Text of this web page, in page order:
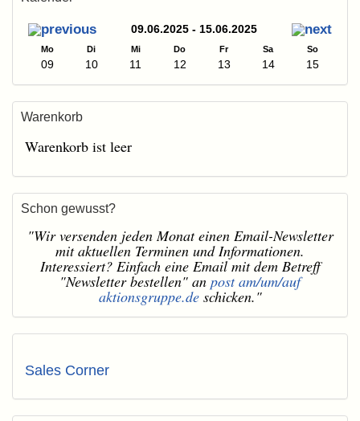
09.06.2025 - 15.06.2025
Mo Di Mi Do Fr Sa So
09 10 11 12 13 14 15
Warenkorb
Warenkorb ist leer
Schon gewusst?
"Wir versenden jeden Monat einen Email-Newsletter
mit aktuellen Terminen und Informationen.
Interessiert? Einfach eine Email mit dem Betreff
"Newsletter bestellen" an post am/um/auf
aktionsgruppe.deschicken."
Sales Corner